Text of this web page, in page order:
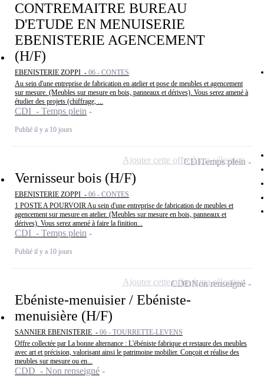
CONTREMAITRE BUREAU
D'ETUDE EN MENUISERIE
EBENISTERIE AGENCEMENT
(H/F)
EBENISTERIE ZOPPI - 06 - CONTES
Au sein d'une entreprise de fabrication en atelier et pose de meubles et agencement
sur mesure. (Meubles sur mesure en bois, panneaux et dérives). Vous serez amené à
étudier des projets (chiffrage, ...
CDI - Temps plein
Publié il y a 10 jours
Vernisseur bois (H/F)
EBENISTERIE ZOPPI - 06 - CONTES
1 POSTE A POURVOIR Au sein d'une entreprise de fabrication de meubles et
agencement sur mesure en atelier. (Meubles sur mesure en bois, panneaux et
dérives). Vous serez amené à faire la finition...
CDI - Temps plein
Publié il y a 10 jours
CDITemps plein
Ajouter cette offre à ma sélection
Ebéniste-menuisier / Ebéniste-
menuisière (H/F)
SANNIER EBENISTERIE - 06 - TOURRETTE-LEVENS
Offre collectée par La bonne alternance : L'ébéniste fabrique et restaure des meubles
avec art et précision, valorisant ainsi le patrimoine mobilier. Conçoit et réalise des
meubles sur mesure ou en...
CDD - Non renseigné
CDDNon renseigné
Ajouter cette offre à ma sélection